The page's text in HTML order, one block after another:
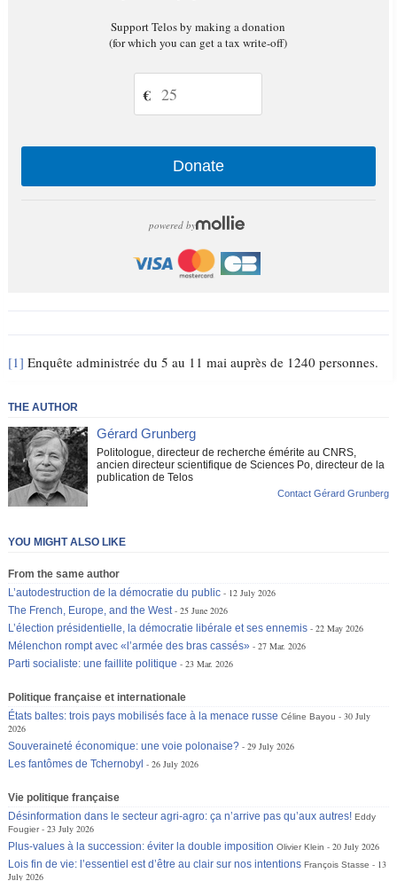
Support Telos by making a donation
(for which you can get a tax write-off)
€
Donate
powered by
[1] Enquête administrée du 5 au 11 mai auprès de 1240 personnes.
THE AUTHOR
Gérard Grunberg
Politologue, directeur de recherche émérite au CNRS,
ancien directeur scientifique de Sciences Po, directeur de la
publication de Telos
Contact Gérard Grunberg
YOU MIGHT ALSO LIKE
From the same author
L’autodestruction de la démocratie du public
12 July 2026
The French, Europe, and the West
25 June 2026
L’élection présidentielle, la démocratie libérale et ses ennemis
22 May 2026
Mélenchon rompt avec «l’armée des bras cassés»
27 Mar. 2026
Parti socialiste: une faillite politique
23 Mar. 2026
Politique française et internationale
États baltes: trois pays mobilisés face à la menace russe Céline Bayou
30 July
2026
Souveraineté économique: une voie polonaise?
29 July 2026
Les fantômes de Tchernobyl
26 July 2026
Vie politique française
Désinformation dans le secteur agri-agro: ça n’arrive pas qu’aux autres! Eddy
Fougier
23 July 2026
Plus-values à la succession: éviter la double imposition Olivier Klein
20 July 2026
Lois fin de vie: l’essentiel est d’être au clair sur nos intentions François Stasse
13
July 2026